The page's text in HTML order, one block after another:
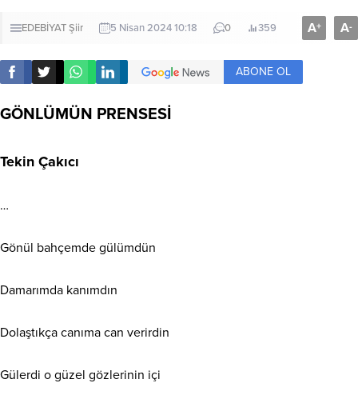
EDEBİYATŞiir 5 Nisan 2024 10:18 0 359 A+ A-
ABONE OL
GÖNLÜMÜN PRENSESİ
Tekin Çakıcı
…
Gönül bahçemde gülümdün
Damarımda kanımdın
Dolaştıkça canıma can verirdin
Gülerdi o güzel gözlerinin içi